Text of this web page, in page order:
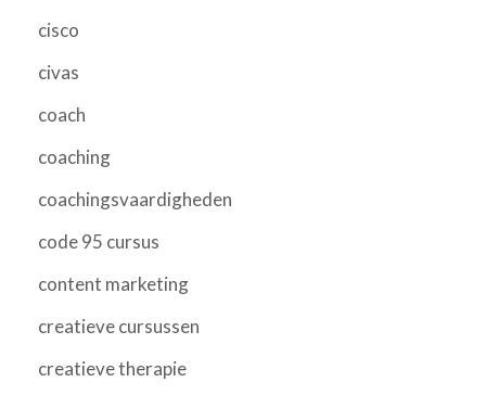
cisco
civas
coach
coaching
coachingsvaardigheden
code 95 cursus
content marketing
creatieve cursussen
creatieve therapie